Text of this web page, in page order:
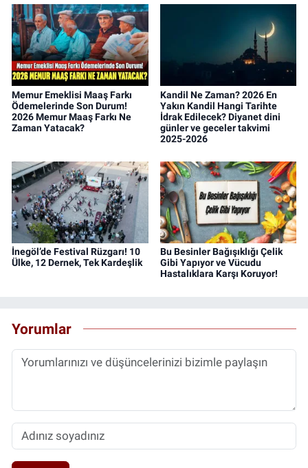
Memur Emeklisi Maaş Farkı
Ödemelerinde Son Durum!
2026 Memur Maaş Farkı Ne
Zaman Yatacak?
Kandil Ne Zaman? 2026 En
Yakın Kandil Hangi Tarihte
İdrak Edilecek? Diyanet dini
günler ve geceler takvimi
2025-2026
İnegöl’de Festival Rüzgarı! 10
Ülke, 12 Dernek, Tek Kardeşlik
Bu Besinler Bağışıklığı Çelik
Gibi Yapıyor ve Vücudu
Hastalıklara Karşı Koruyor!
Yorumlar